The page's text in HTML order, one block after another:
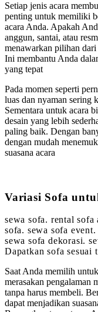
Setiap jenis acara
penting untuk memiliki
acara Anda. Apakah
anggun, santai, atau
menawarkan pilihan dari
Ini membantu Anda
yang tepat
Pada momen seperti
luas dan nyaman sering
Sementara untuk acara
desain yang lebih
paling baik. Dengan
dengan mudah
suasana acara
Variasi Sofa
sewa sofa. rental sofa
sofa. sewa sofa
sewa sofa dekorasi.
Dapatkan sofa sesuai
Saat Anda memilih
merasakan pengalaman
tanpa harus membeli.
dapat menjadikan